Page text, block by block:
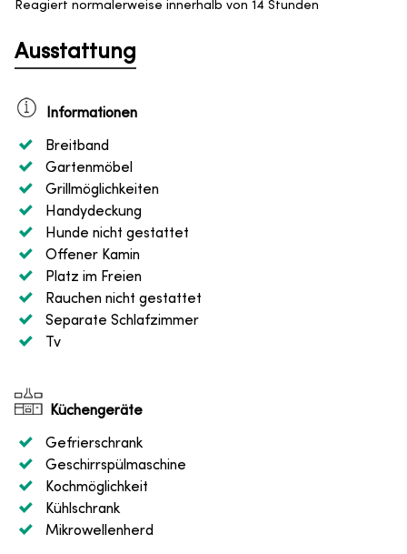
Reagiert normalerweise innerhalb von 14 Stunden
Ausstattung
Informationen
Breitband
Gartenmöbel
Grillmöglichkeiten
Handydeckung
Hunde nicht gestattet
Offener Kamin
Platz im Freien
Rauchen nicht gestattet
Separate Schlafzimmer
Tv
Küchengeräte
Gefrierschrank
Geschirrspülmaschine
Kochmöglichkeit
Kühlschrank
Mikrowellenherd